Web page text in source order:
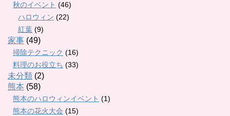
秋のイベント (46)
ハロウィン (22)
紅葉 (9)
家事 (49)
掃除テクニック (16)
料理のお役立ち (33)
未分類 (2)
熊本 (58)
熊本のハロウィンイベント (1)
熊本の花火大会 (15)